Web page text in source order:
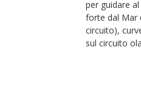
per guidare
forte dal Mar
circuito),
sul circuito